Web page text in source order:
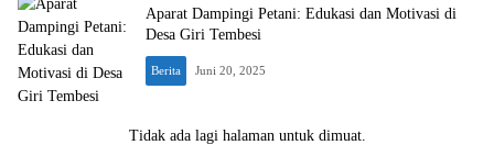
Aparat Dampingi Petani: Edukasi dan Motivasi di
Desa Giri Tembesi
Berita Juni 20, 2025
Tidak ada lagi halaman untuk dimuat.